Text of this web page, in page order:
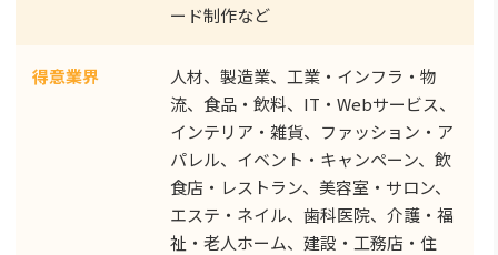
ード制作など
得意業界
人材、製造業、工業・インフラ・物
流、食品・飲料、IT・Webサービス、
インテリア・雑貨、ファッション・ア
パレル、イベント・キャンペーン、飲
食店・レストラン、美容室・サロン、
エステ・ネイル、歯科医院、介護・福
祉・老人ホーム、建設・工務店・住